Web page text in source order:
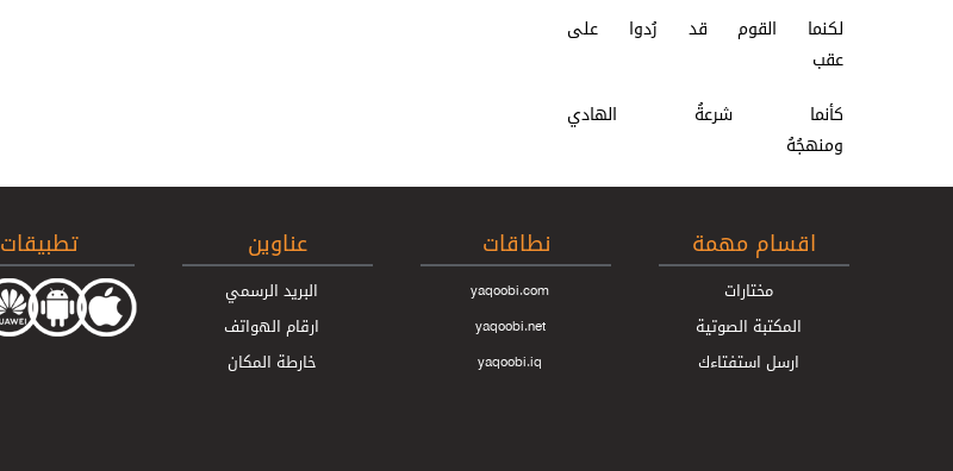
لكنما القوم قد رُدوا على
عقب
كأنما شرعةُ الهادي
ومنهجُهُ
اقسام مهمة
مختارات
المكتبة الصوتية
ارسل استفتاءك
نطاقات
yaqoobi.com
yaqoobi.net
yaqoobi.iq
عناوين
البريد الرسمي
ارقام الهواتف
خارطة المكان
تطبيقات